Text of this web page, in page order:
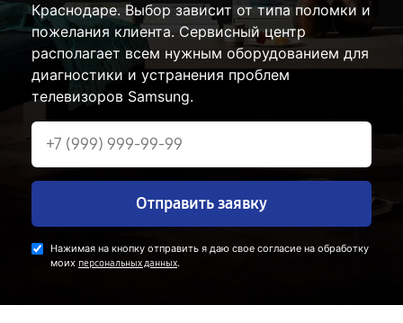
Краснодаре. Выбор зависит от типа поломки и
пожелания клиента. Сервисный центр
располагает всем нужным оборудованием для
диагностики и устранения проблем
телевизоров Samsung.
Отправить заявку
Нажимая на кнопку отправить я даю свое согласие на обработку
моих персональных данных.